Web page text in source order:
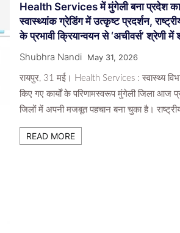
Health Services में मुंगेली बना प्रदेश का
स्वास्थ्यांक ग्रेडिंग में उत्कृष्ट प्रदर्शन,
के प्रभावी क्रियान्वयन से ‘अचीवर्स’ श्रेणी में
Shubhra Nandi May 31, 2026
रायपुर, 31 मई। Health Services : स्वास्थ्य
किए गए कार्यों के परिणामस्वरूप मुंगेली जिला आज
जिलों में अपनी मजबूत पहचान बना चुका है।
READ MORE